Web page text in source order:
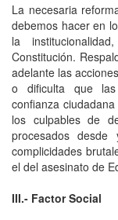
La necesaria
debemos hacer en
la
Constitución.
adelante las
o dificulta que las
confianza
los culpables de
procesados
complicidades
el del asesinato de
III.- Factor Social